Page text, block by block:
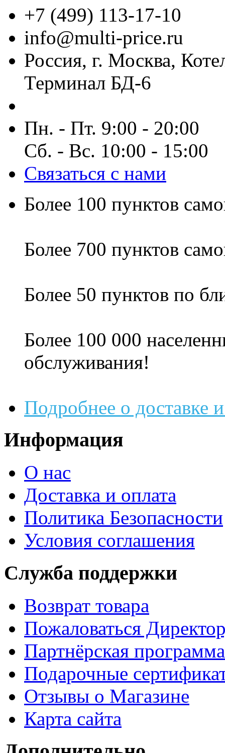
+7 (499) 113-17-10
info@multi-price.ru
Россия, г. Москва,
Терминал БД-6
Пн. - Пт. 9:00 - 20:00
Сб. - Вс. 10:00 - 15:00
Связаться с нами
Более 100 пунктов
Более 700 пунктов
Более 50 пунктов по
Более 100 000
обслуживания!
Подробнее о доставке
Информация
О нас
Доставка и оплата
Политика Безопасности
Условия соглашения
Служба поддержки
Возврат товара
Пожаловаться
Партнёрская программа
Подарочные
Отзывы о Магазине
Карта сайта